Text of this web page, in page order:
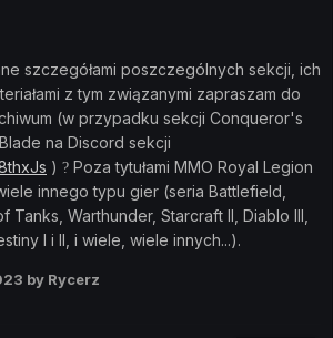
szczegółami poszczególnych sekcji, ich
z tym związanymi zapraszam do
(w przypadku sekcji Conqueror's
Blade na Discord sekcji
) ? Poza tytułami MMO Royal Legion
innego typu gier (seria Battlefield,
Tanks, Warthunder, Starcraft II, Diablo III,
I i II, i wiele, wiele innych...).
by Rycerz